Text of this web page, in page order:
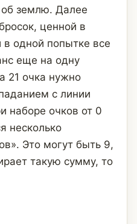
об землю. Далее
ценной в
одной попытке все
еще на одну
21 очка нужно
с линии
наборе очков от 0
несколько
Это могут быть 9,
такую сумму, то